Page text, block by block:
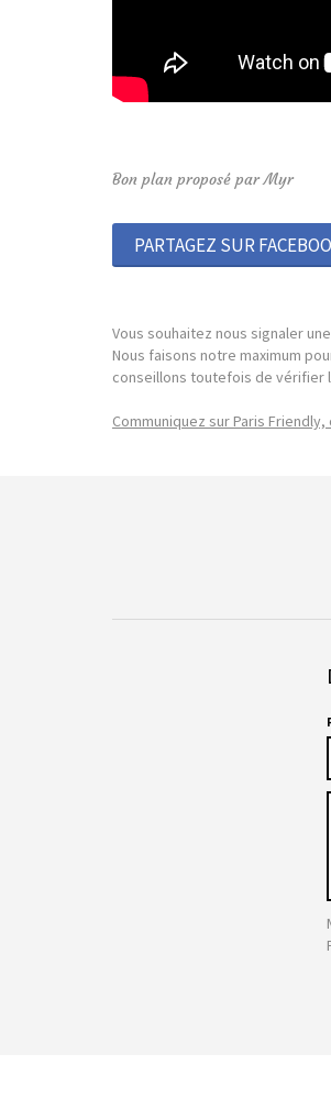
Bon plan proposé par Myr
PARTAGEZ SUR
Vous souhaitez nous signaler
Nous faisons notre maximum
conseillons toutefois de vérifier
Communiquez sur Paris Friendly,